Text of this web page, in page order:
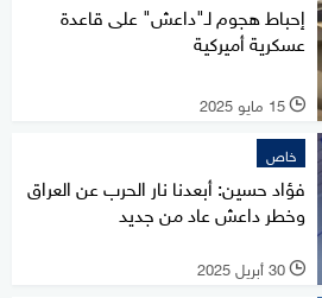
إحباط هجوم لـ"داعش" على قاعدة
عسكرية أميركية
l 15 مايو 2025
خاص
فؤاد حسين: أبعدنا نار الحرب عن العراق
وخطر داعش عاد من جديد
l 30 أبريل 2025